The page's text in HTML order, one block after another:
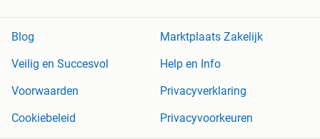
Blog
Marktplaats Zakelijk
Veilig en Succesvol
Help en Info
Voorwaarden
Privacyverklaring
Cookiebeleid
Privacyvoorkeuren